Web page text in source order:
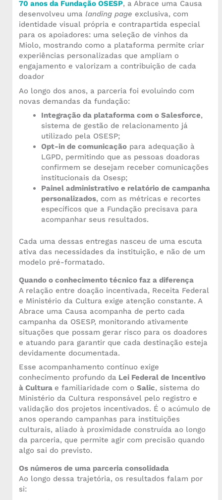
70 anos da Fundação OSESP, a Abrace uma Causa
desenvolveu uma landing page exclusiva, com
identidade visual própria e contrapartida especial
para os apoiadores: uma seleção de vinhos da
Miolo, mostrando como a plataforma permite criar
experiências personalizadas que ampliam o
engajamento e valorizam a contribuição de cada
doador
Ao longo dos anos, a parceria foi evoluindo com
novas demandas da fundação:
Integração da plataforma com o Salesforce,
sistema de gestão de relacionamento já
utilizado pela OSESP;
Opt-in de comunicaçãopara adequação à
LGPD, permitindo que as pessoas doadoras
confirmem se desejam receber comunicações
institucionais da Osesp;
Painel administrativo e relatório de campanha
personalizados, com as métricas e recortes
específicos que a Fundação precisava para
acompanhar seus resultados.
Cada uma dessas entregas nasceu de uma escuta
ativa das necessidades da instituição, e não de um
modelo pré-formatado.
Quando o conhecimento técnico faz a diferença
A relação entre doação incentivada, Receita Federal
e Ministério da Cultura exige atenção constante. A
Abrace uma Causa acompanha de perto cada
campanha da OSESP, monitorando ativamente
situações que possam gerar risco para os doadores
e atuando para garantir que cada destinação esteja
devidamente documentada.
Esse acompanhamento contínuo exige
conhecimento profundo daLei Federal de Incentivo
à Cultura e familiaridade com o Salic, sistema do
Ministério da Cultura responsável pelo registro e
validação dos projetos incentivados. É o acúmulo de
anos operando campanhas para instituições
culturais, aliado à proximidade construída ao longo
da parceria, que permite agir com precisão quando
algo sai do previsto.
Os números de uma parceria consolidada
Ao longo dessa trajetória, os resultados falam por
si: